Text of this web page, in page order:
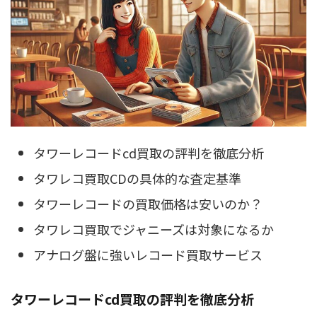
タワーレコードcd買取の評判を徹底分析
タワレコ買取CDの具体的な査定基準
タワーレコードの買取価格は安いのか？
タワレコ買取でジャニーズは対象になるか
アナログ盤に強いレコード買取サービス
タワーレコードcd買取の評判を徹底分析